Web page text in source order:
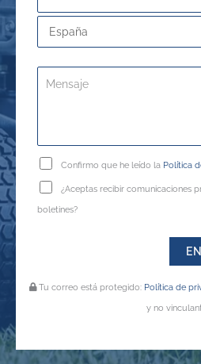
Confirmo que he leído la Política
¿Aceptas recibir comunicaciones
boletines?
Tu correo está protegido: Política de
y no